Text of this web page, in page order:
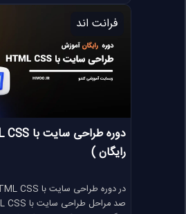
رایگان )
فرانت اند